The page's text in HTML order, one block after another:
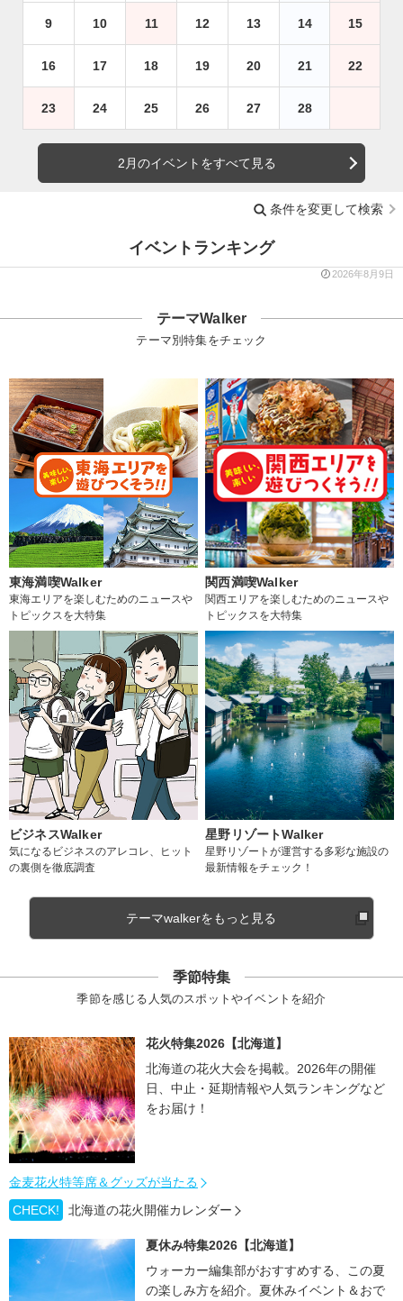
9 10 11 12 13 14 15
16 17 18 19 20 21 22
23 24 25 26 27 28
2月のイベントをすべて見る
条件を変更して検索
イベントランキング
2026年8月9日
テーマWalker
テーマ別特集をチェック
東海満喫Walker
東海エリアを楽しむためのニュースや
トピックスを大特集
関西満喫Walker
関西エリアを楽しむためのニュースや
トピックスを大特集
ビジネスWalker
気になるビジネスのアレコレ、ヒット
の裏側を徹底調査
星野リゾートWalker
星野リゾートが運営する多彩な施設の
最新情報をチェック！
テーマwalkerをもっと見る
季節特集
季節を感じる人気のスポットやイベントを紹介
花火特集2026【北海道】
北海道の花火大会を掲載。2026年の開催
日、中止・延期情報や人気ランキングなど
をお届け！
金麦花火特等席＆グッズが当たる
CHECK!
北海道の花火開催カレンダー
夏休み特集2026【北海道】
ウォーカー編集部がおすすめする、この夏
の楽しみ方を紹介。夏休みイベント＆おで